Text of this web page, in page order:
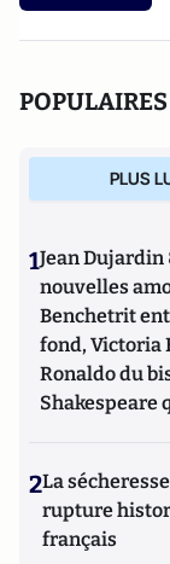
POPULAIRES
PLUS
1Jean
nouvelles
Benchetrit
fond, Victoria
Ronaldo du
Shakespeare
2La
rupture
français